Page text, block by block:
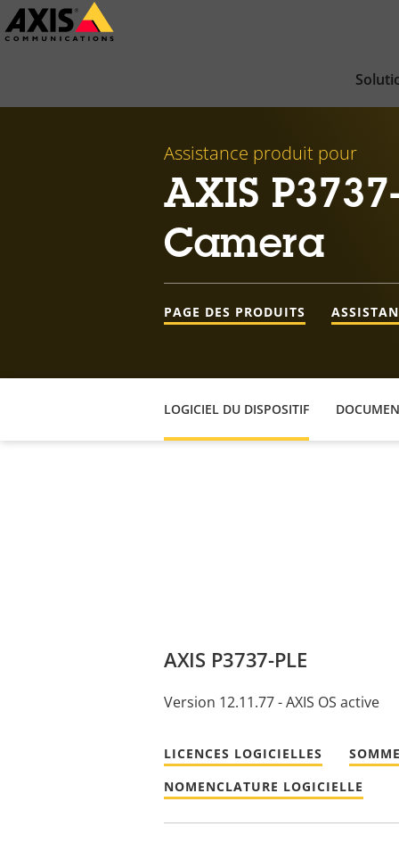
Passer
au
Assistance produit pour
AXIS
Camera
PAGE DES PRODUITS
LOGICIEL DU DISPOSITIF
AXIS P3737-PLE
Version 12.11.77 - AXIS OS active
LICENCES LOGICIELLES
NOMENCLATURE LOGICIELLE